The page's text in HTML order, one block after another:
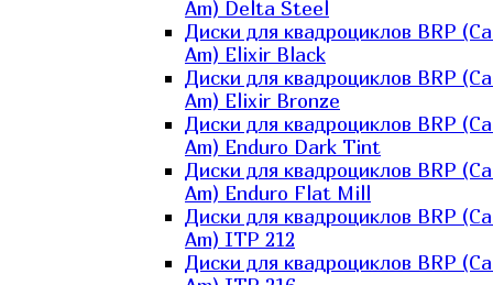
Am) Delta Steel
Диски для квадроциклов BRP
Am) Elixir Black
Диски для квадроциклов BRP
Am) Elixir Bronze
Диски для квадроциклов BRP
Am) Enduro Dark Tint
Диски для квадроциклов BRP
Am) Enduro Flat Mill
Диски для квадроциклов BRP
Am) ITP 212
Диски для квадроциклов BRP